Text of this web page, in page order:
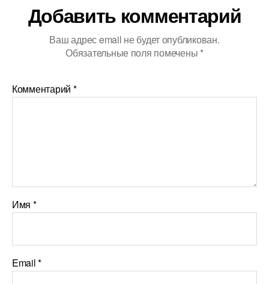
Добавить комментарий
Ваш адрес email не будет опубликован.
Обязательные поля помечены *
Комментарий *
Имя *
Email*